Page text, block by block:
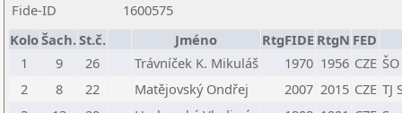
Fide-ID
1600575
KoloŠach.St.č. Jméno RtgFIDE RtgN FED
1
9 26 Trávníček K. Mikuláš 1970 1956 CZE
2
8 22 Matějovský Ondřej 2007 2015 CZE TJ